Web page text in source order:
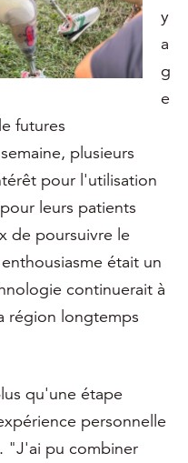
y
a
g
e
futures
plusieurs
pour l'utilisation
leurs patients
de poursuivre le
était un
continuerait à
région longtemps
qu'une étape
personnelle
"J'ai pu combiner